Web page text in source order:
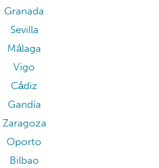
Granada
Sevilla
Málaga
Vigo
Cádiz
Gandía
Zaragoza
Oporto
Bilbao